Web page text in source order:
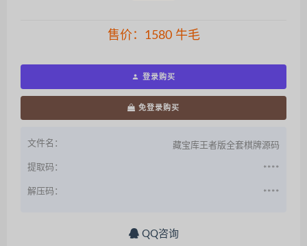
售价： 1580牛毛
登录购买
免登录购买
文件名： 藏宝库王者版全套棋牌源码
提取码： ****
解压码： ****
QQ咨询